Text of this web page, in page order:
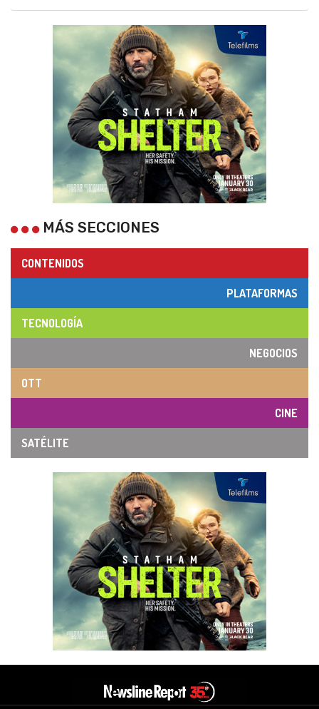
MÁS SECCIONES
CONTENIDOS
PLATAFORMAS
TECNOLOGÍA
NEGOCIOS
OTT
CINE
SATÉLITE